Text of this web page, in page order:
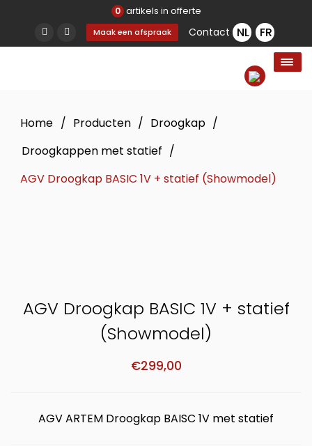
0 artikels in offerte
Maak een afspraak Contact
Home / Producten / Droogkap /
Droogkappen met statief /
AGV Droogkap BASIC 1V + statief (Showmodel)
AGV Droogkap BASIC 1V + statief
(Showmodel)
€299,00
AGV ARTEM Droogkap BAISC 1V met statief